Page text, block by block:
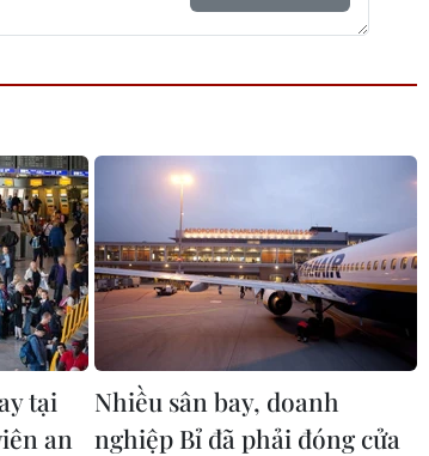
tại
an
Nhiều sân bay, doanh
nghiệp Bỉ đã phải đóng cửa